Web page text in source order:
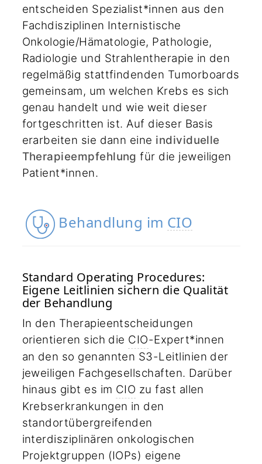
entscheiden Spezialist*innen aus den
Fachdisziplinen Internistische
Onkologie/Hämatologie, Pathologie,
Radiologie und Strahlentherapie in den
regelmäßig stattfindenden Tumorboards
gemeinsam, um welchen Krebs es sich
genau handelt und wie weit dieser
fortgeschritten ist. Auf dieser Basis
erarbeiten sie dann eine individuelle
Therapieempfehlung für die jeweiligen
Patient*innen.
Behandlung im CIO
Standard Operating Procedures:
Eigene Leitlinien sichern die Qualität
der Behandlung
In den Therapieentscheidungen
orientieren sich die CIO-Expert*innen
an den so genannten S3-Leitlinien der
jeweiligen Fachgesellschaften. Darüber
hinaus gibt es im CIO zu fast allen
Krebserkrankungen in den
standortübergreifenden
interdisziplinären onkologischen
Projektgruppen (IOPs) eigene